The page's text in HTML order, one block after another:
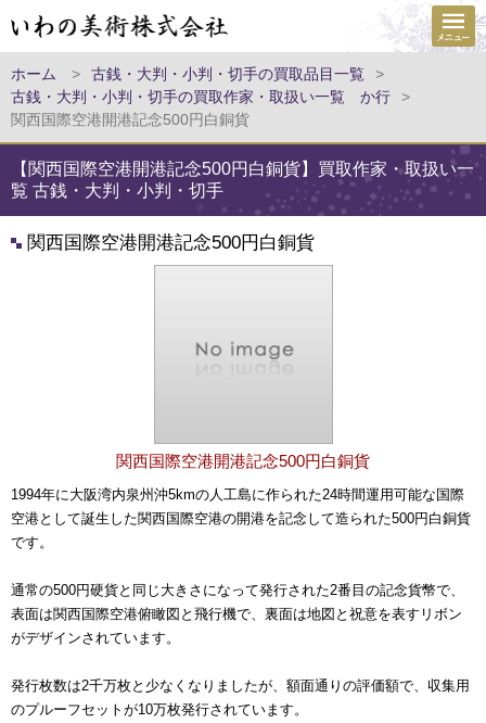
ホーム > 古銭・大判・小判・切手の買取品目一覧
>
古銭・大判・小判・切手の買取作家・取扱い一覧 か行
>
関西国際空港開港記念500円白銅貨
【関西国際空港開港記念500円白銅貨】買取作家・取扱い一
覧 古銭・大判・小判・切手
関西国際空港開港記念500円白銅貨
関西国際空港開港記念500円白銅貨
1994年に大阪湾内泉州沖5kmの人工島に作られた24時間運用可能な国際
空港として誕生した関西国際空港の開港を記念して造られた500円白銅貨
です。
通常の500円硬貨と同じ大きさになって発行された2番目の記念貨幣で、
表面は関西国際空港俯瞰図と飛行機で、裏面は地図と祝意を表すリボン
がデザインされています。
発行枚数は2千万枚と少なくなりましたが、額面通りの評価額で、収集用
のプルーフセットが10万枚発行されています。